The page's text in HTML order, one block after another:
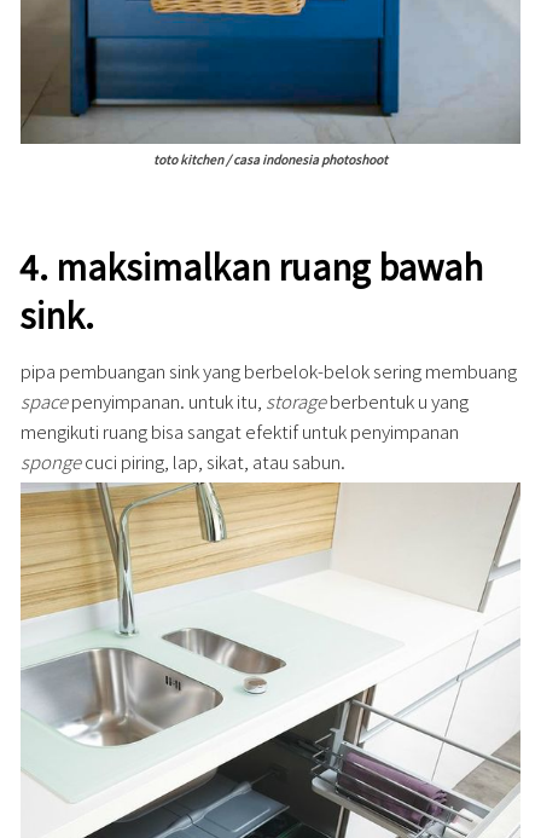
toto kitchen / casa indonesia photoshoot
4. maksimalkan ruang bawah
sink.
pipa pembuangan sink yang berbelok-belok sering membuang
spacepenyimpanan. untuk itu, storageberbentuk u yang
mengikuti ruang bisa sangat efektif untuk penyimpanan
spongecuci piring, lap, sikat, atau sabun.